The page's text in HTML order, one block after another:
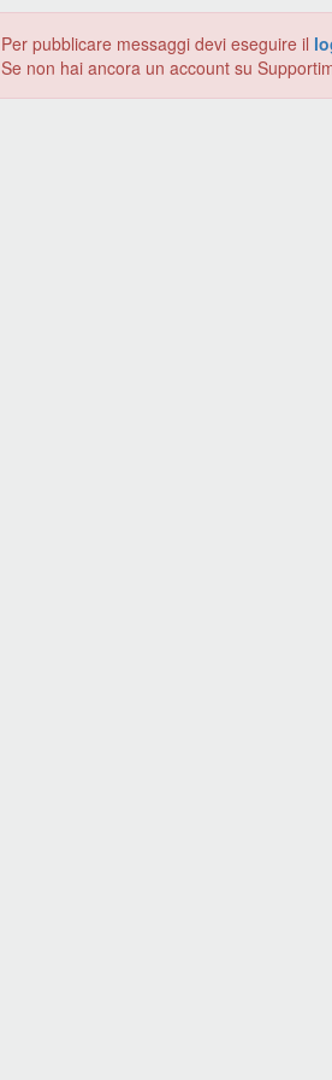
Per pubblicare messaggi devi eseguire il
Se non hai ancora un account su